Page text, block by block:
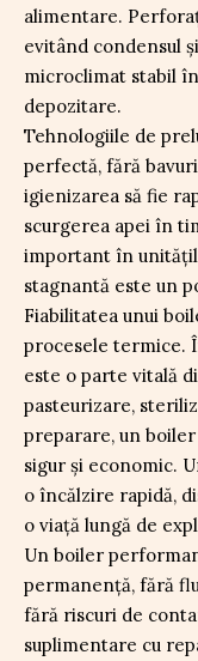
alimentare.
evitând condensul
microclimat stabil
depozitare.
Tehnologiile de
perfectă, fără
igienizarea să fie
scurgerea apei în
important în
stagnantă este un
Fiabilitatea unui
procesele termice.
este o parte vitală
pasteurizare,
preparare, un
sigur şi economic.
o încălzire rapidă,
o viaţă lungă de
Un boiler
permanenţă, fără
fără riscuri de
suplimentare cu